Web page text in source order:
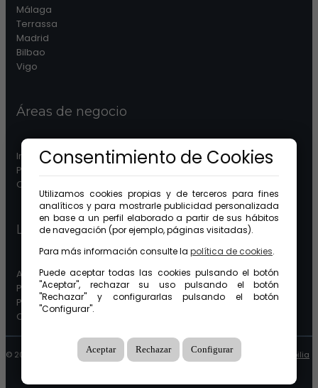
Málaga
Terrassa
Madrid
Bilbao
Vigo
Áreas de negocio
Inmobiliaria
Patrimonios
Comunidades
Legal
Aviso legal
Protección de datos
Política de cookies
Canal ético
© 2026 GuinotPrunera Todos los derechos reservados |Creado con Mobilia
Consentimiento de Cookies
Utilizamos cookies propias y de terceros para fines
analíticos y para mostrarle publicidad personalizada
en base a un perfil elaborado a partir de sus hábitos
de navegación (por ejemplo, páginas visitadas).
Para más información consulte la política de cookies.
Puede aceptar todas las cookies pulsando el botón
"Aceptar", rechazar su uso pulsando el botón
"Rechazar" y configurarlas pulsando el botón
"Configurar".
Aceptar Rechazar Configurar